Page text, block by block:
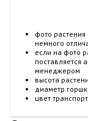
фото
немного
если на фото
поставляется
менеджером
высота
диаметр
цвет